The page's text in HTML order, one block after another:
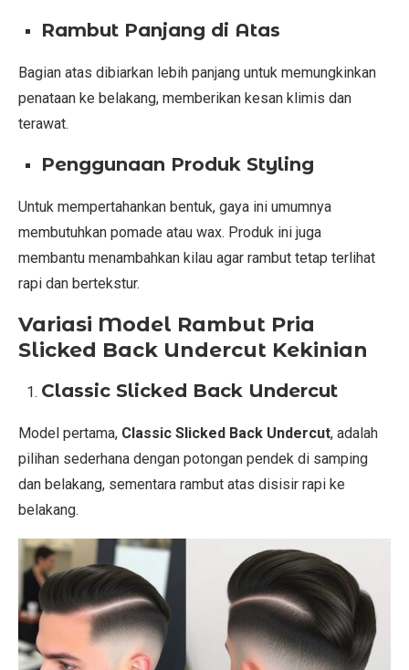
Rambut Panjang di Atas
Bagian atas dibiarkan lebih panjang untuk memungkinkan
penataan ke belakang, memberikan kesan klimis dan
terawat.
Penggunaan Produk Styling
Untuk mempertahankan bentuk, gaya ini umumnya
membutuhkan pomade atau wax. Produk ini juga
membantu menambahkan kilau agar rambut tetap terlihat
rapi dan bertekstur.
Variasi Model Rambut Pria
Slicked Back Undercut Kekinian
Classic Slicked Back Undercut
Model pertama, Classic Slicked Back Undercut, adalah
pilihan sederhana dengan potongan pendek di samping
dan belakang, sementara rambut atas disisir rapi ke
belakang.